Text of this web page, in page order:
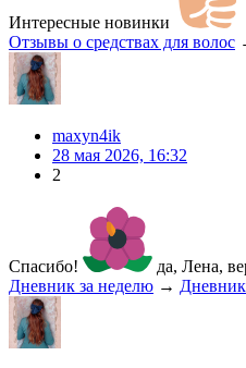
Интересные новинки
Отзывы о средствах для волос
maxyn4ik
28 мая 2026, 16:32
2
Спасибо!
да, Лена,
Дневник за неделю →